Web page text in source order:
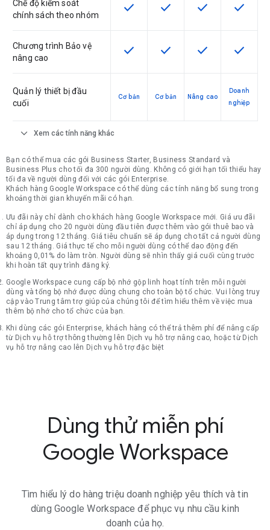
Chế độ kiểm soát
chính sách theo nhóm
SKU có hỗ trợ tính năng này
check SKU có hỗ trợ tính năng
check SKU có hỗ trợ
check SKU có
check
Chương trình Bảo vệ
nâng cao
SKU có hỗ trợ tính năng này
check SKU có hỗ trợ tính năng
check SKU có hỗ trợ
check SKU có
check
Quản lý thiết bị đầu
cuối
Cơ bản Cơ bản Nâng cao
Doanh
nghiệp
expand_more Xem các tính năng khác
Bạn có thể mua các gói Business Starter, Business Standard và
Business Plus cho tối đa 300 người dùng. Không có giới hạn tối thiểu hay
tối đa về người dùng đối với các gói Enterprise.
Khách hàng Google Workspace có thể dùng các tính năng bổ sung trong
khoảng thời gian khuyến mãi có hạn.
Ưu đãi này chỉ dành cho khách hàng Google Workspace mới. Giá ưu đãi
chỉ áp dụng cho 20 người dùng đầu tiên được thêm vào gói thuê bao và
áp dụng trong 12 tháng. Giá tiêu chuẩn sẽ áp dụng cho tất cả người dùng
sau 12 tháng. Giá thực tế cho mỗi người dùng có thể dao động đến
khoảng 0,01% do làm tròn. Người dùng sẽ nhìn thấy giá cuối cùng trước
khi hoàn tất quy trình đăng ký.
Google Workspace cung cấp bộ nhớ gộp linh hoạt tính trên mỗi người
dùng và tổng bộ nhớ được dùng chung cho toàn bộ tổ chức. Vui lòng truy
cập vào Trung tâm trợ giúp của chúng tôi để tìm hiểu thêm về việc mua
thêm bộ nhớ cho tổ chức của bạn.
Khi dùng các gói Enterprise, khách hàng có thể trả thêm phí để nâng cấp
từ Dịch vụ hỗ trợ thông thường lên Dịch vụ hỗ trợ nâng cao, hoặc từ Dịch
vụ hỗ trợ nâng cao lên Dịch vụ hỗ trợ đặc biệt
Dùng thử miễn phí
Google Workspace
Tìm hiểu lý do hàng triệu doanh nghiệp yêu thích và tin
dùng Google Workspace để phục vụ nhu cầu kinh
doanh của họ.